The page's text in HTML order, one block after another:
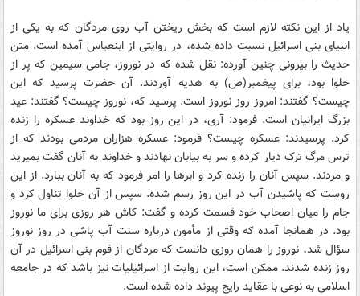
ياد از اين نکته لازم است که بخش ريختن آب روى مردگان که به يکى از
انبياى بنى‏ اسرائيل نسبت داده شده، در روايتى از ابن‏عباس آمده است. متن
حديث را بيرونى چنين آورده: نقل شده که در نوروز، جامى سيمين که پر از
حلوا بود، براى پيغمبر(ص) به هديه آوردند. آن حضرت پرسيد که اين
چيست؟ گفتند: امروز روز نوروز است. پرسيد که، نوروز چيست؟ گفتند: عيد
بزرگ ايرانيان است. فرمود: آرى، در اين روز بود که خداوند عسکره را زنده
کرد. پرسيدند: عسکره چيست؟ فرمود: عسکره هزاران مردمى بودند که از
ترس مرگ ترک ديار کرده و سر به بيابان نهادند و خداوند به آنان گفت بميريد
و مردند. سپس آنان را زنده کرد و ابرها را امر فرمود که به آنان ببارد. از اين
روست که پاشيدن آب در اين روز رسم شده. سپس از آن حلوا تناول کرد و
جام را ميان اصحاب خود قسمت کرده و گفت: کاش هر روزى براى ما نوروز
بود. در همانجا آمده که وقتى از مأمون درباره سنت آب‏ پاشى در روز نوروز
سؤال شد، نوروز را همان روزى دانست که مردگان از قوم بنى‏ اسرائيل در آن
روز زنده شدند. ممکن است، اين روايت از اسرائيليات نيز باشد که در جامعه
اسلامى به نوعى با عقايد رايج پيوند داده شده است.